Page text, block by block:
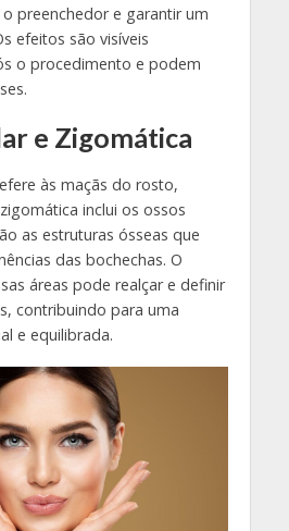
preenchedor e garantir um
efeitos são visíveis
o procedimento e podem
e Zigomática
às maçãs do rosto,
inclui os ossos
as estruturas ósseas que
das bochechas. O
áreas pode realçar e definir
contribuindo para uma
e equilibrada.